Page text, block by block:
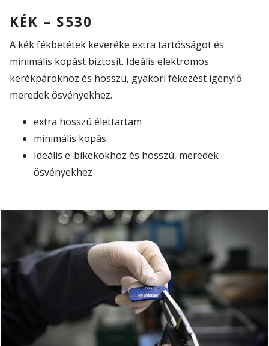
KÉK – S530
A kék fékbetétek keveréke extra tartósságot és
minimális kopást biztosít. Ideális elektromos
kerékpárokhoz és hosszú, gyakori fékezést igénylő
meredek ösvényekhez.
extra hosszú élettartam
minimális kopás
Ideális e-bikekokhoz és hosszú, meredek
ösvényekhez